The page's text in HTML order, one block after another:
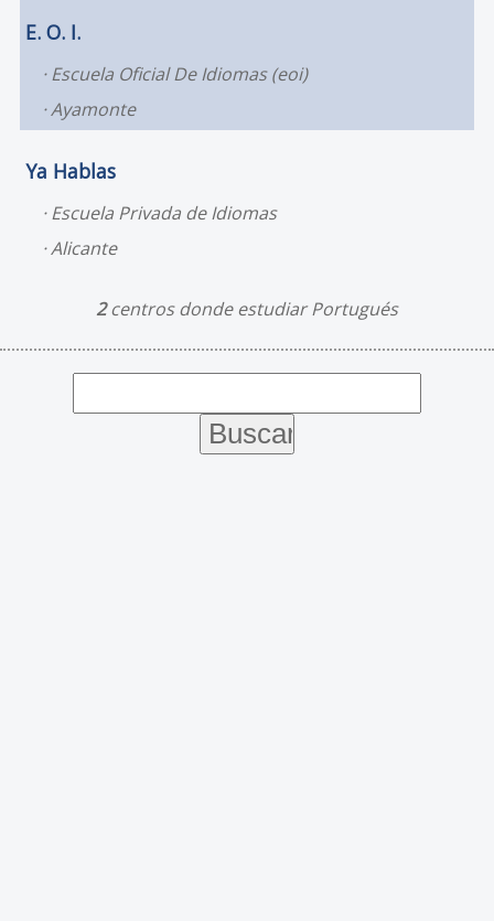
E. O. I.
Escuela Oficial De Idiomas (eoi)
Ayamonte
Ya Hablas
Escuela Privada de Idiomas
Alicante
2centros donde estudiar Portugués